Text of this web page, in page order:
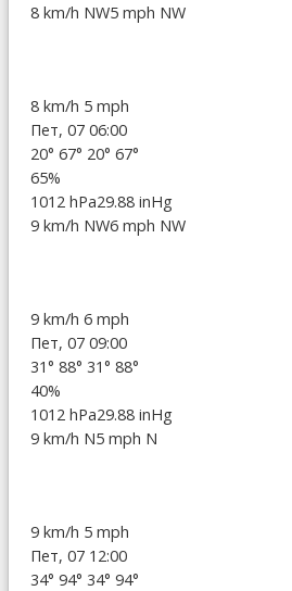
8 km/h NW5 mph NW
8 km/h 5 mph
Пет, 07 06:00
20° 67° 20° 67°
65%
1012 hPa29.88 inHg
9 km/h NW6 mph NW
9 km/h 6 mph
Пет, 07 09:00
31° 88° 31° 88°
40%
1012 hPa29.88 inHg
9 km/h N5 mph N
9 km/h 5 mph
Пет, 07 12:00
34° 94° 34° 94°